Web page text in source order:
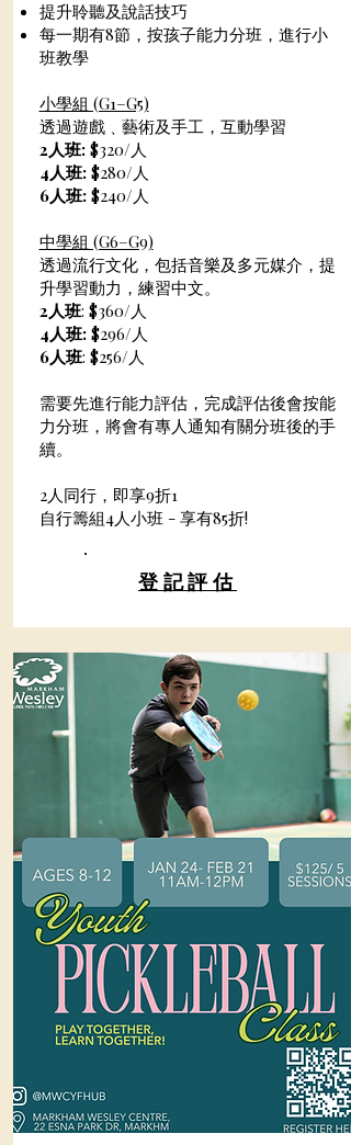
提升聆聽及說話技巧
每一期有8節，按孩子能力分班，進行小
班教學​
小學組 (G1–G5)
透過遊戲﹑藝術及手工，互動學習
2人班:$320/人
4人班:$280/人
6人班: $240/人
中學組 (G6–G9)
透過流行文化，包括音樂及多元媒介，提
升學習動力，練習中文。
2人班: $360/人
4人班: $296/人
6人班: $256/人
需要先進行能力評估，完成評估後會按能
力分班，將會有專人通知有關分班後的手
續。
2人同行，即享9折1
自行籌組4人小班 - 享有85折!
​登記評估